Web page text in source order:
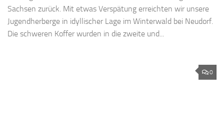
Sachsen zurück. Mit etwas Verspätung erreichten wir unsere
Jugendherberge in idyllischer Lage im Winterwald bei Neudorf.
Die schweren Koffer wurden in die zweite und...
0